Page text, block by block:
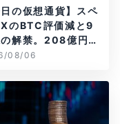
日の仮想通貨】スペ
のBTC評価減と9
解禁。208億円相
が盗難
08/06